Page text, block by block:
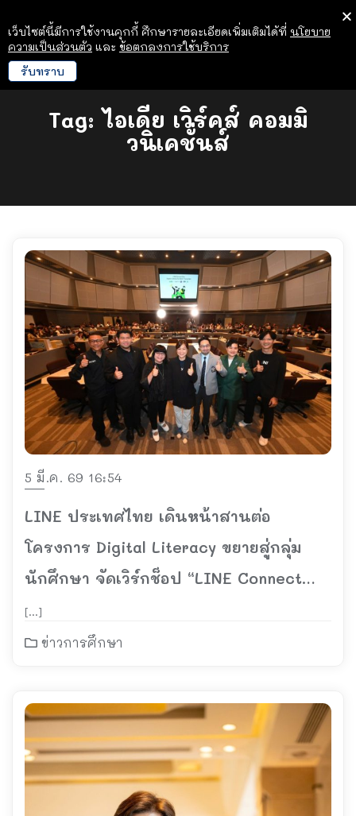
Tag:ไอเดีย เวิร์คส์ คอมมิ
วนิเคชั่นส์
5 มี.ค. 69 16:54
LINE ประเทศไทย เดินหน้าสานต่อ
โครงการ Digital Literacy ขยายสู่กลุ่ม
นักศึกษา จัดเวิร์กช็อป “LINE Connect
Day Digital Literacy for Smart Young
Gen”
[…]
ข่าวการศึกษา
เว็บไซต์นี้มีการใช้งานคุกกี้ ศึกษารายละเอียดเพิ่มเติมได้ที่ นโยบาย
ความเป็นส่วนตัว และ ข้อตกลงการใช้บริการ
รับทราบ